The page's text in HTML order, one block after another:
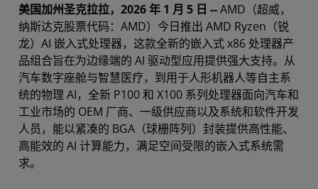
美国加州圣克拉拉，2026 年 1 月 5 日 --AMD（超威，
纳斯达克股票代码：AMD）今日推出 AMD Ryzen（锐
龙）AI 嵌入式处理器，这款全新的嵌入式 x86 处理器产
品组合旨在为边缘端的 AI 驱动型应用提供强大支持。从
汽车数字座舱与智慧医疗，到用于人形机器人等自主系
统的物理 AI，全新 P100 和 X100 系列处理器面向汽车和
工业市场的 OEM 厂商、一级供应商以及系统和软件开发
人员，能以紧凑的 BGA（球栅阵列）封装提供高性能、
高能效的 AI 计算能力，满足空间受限的嵌入式系统需
求。